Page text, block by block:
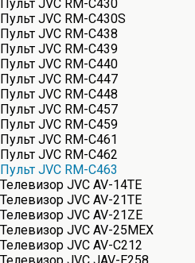
Пульт JVC RM-C430
Пульт JVC RM-C430S
Пульт JVC RM-C438
Пульт JVC RM-C439
Пульт JVC RM-C440
Пульт JVC RM-C447
Пульт JVC RM-C448
Пульт JVC RM-C457
Пульт JVC RM-C459
Пульт JVC RM-C461
Пульт JVC RM-C462
Пульт JVC RM-C463
Телевизор JVC AV-14TE
Телевизор JVC AV-21TE
Телевизор JVC AV-21ZE
Телевизор JVC AV-25MEX
Телевизор JVC AV-C212
Телевизор JVC JAV-E258